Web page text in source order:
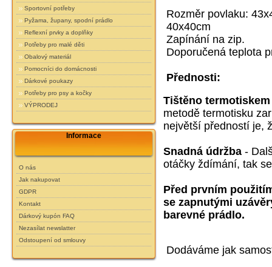
Sportovní potřeby
Pyžama, župany, spodní prádlo
Reflexní prvky a doplňky
Potřeby pro malé děti
Obalový materiál
Pomocníci do domácnosti
Dárkové poukazy
Potřeby pro psy a kočky
VÝPRODEJ
Informace
O nás
Jak nakupovat
GDPR
Kontakt
Dárkový kupón FAQ
Nezasílat newslatter
Odstoupení od smlouvy
Rozměr povlaku:
40x40cm
Zapínání na zip.
Doporučená teplota
Přednosti:
Tištěno
metodě termotisku
největší předností je,
Snadná údržba -
otáčky ždímání, tak
Před prvním
se zapnutými
barevné prádlo.
Dodáváme jak